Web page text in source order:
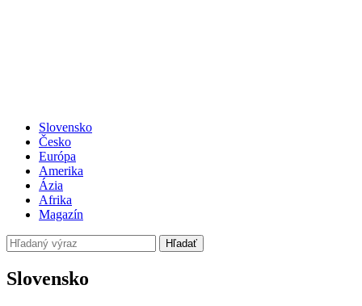
Slovensko
Česko
Európa
Amerika
Ázia
Afrika
Magazín
Hľadať
Slovensko